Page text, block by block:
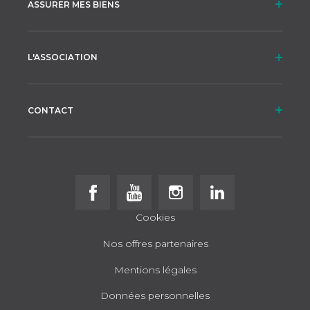
ASSURER MES BIENS
L'ASSOCIATION
CONTACT
Cookies
Nos offres partenaires
Mentions légales
Données personnelles
Follow us on Facebook
Follow us on Youtube
Follow us on Instagram
Follow us on